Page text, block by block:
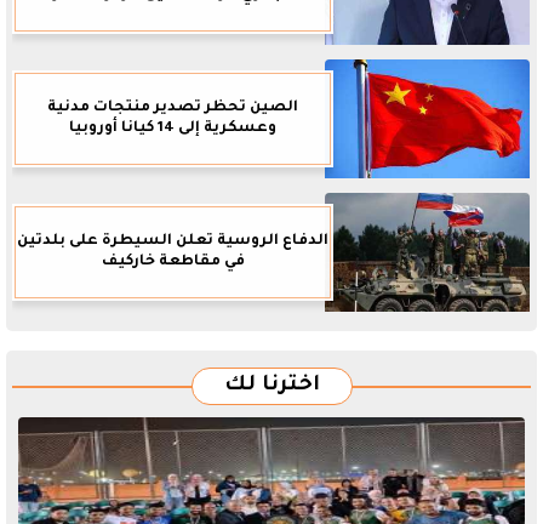
الصين تحظر تصدير منتجات مدنية
وعسكرية إلى 14 كيانا أوروبيا
الدفاع الروسية تعلن السيطرة على بلدتين
في مقاطعة خاركيف
اخترنا لك